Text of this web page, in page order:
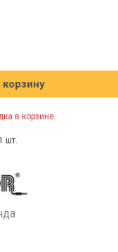
корзину
в корзине
шт.